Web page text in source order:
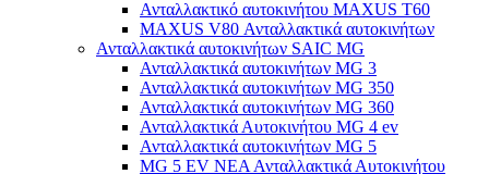
Ανταλλακτικό αυτοκινήτου MAXUS T60
MAXUS V80 Ανταλλακτικά αυτοκινήτων
Ανταλλακτικά αυτοκινήτων SAIC MG
Ανταλλακτικά αυτοκινήτων MG 3
Ανταλλακτικά αυτοκινήτων MG 350
Ανταλλακτικά αυτοκινήτων MG 360
Ανταλλακτικά Αυτοκινήτου MG 4 ev
Ανταλλακτικά αυτοκινήτων MG 5
MG 5 EV ΝΕΑ Ανταλλακτικά Αυτοκινήτου